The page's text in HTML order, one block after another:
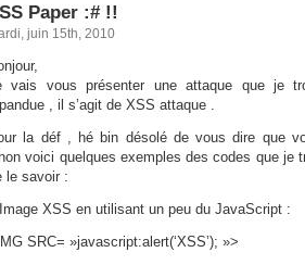
Paper :# !!
juin 15th, 2010
vais vous présenter une attaque que je
, il s’agit de XSS attaque .
la déf , hé bin désolé de vous dire que
voici quelques exemples des codes que je
le savoir :
XSS en utilisant un peu du JavaScript :
SRC= »javascript:alert(‘XSS’); »>